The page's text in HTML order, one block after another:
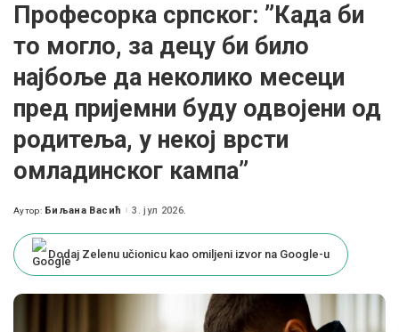
Професорка српског: ”Када би
то могло, за децу би било
најбоље да неколико месеци
пред пријемни буду одвојени од
родитеља, у некој врсти
омладинског кампа”
Posted
Аутор: Биљана Васић 3. јул 2026.
Dodaj Zelenu učionicu kao omiljeni izvor na Google-u